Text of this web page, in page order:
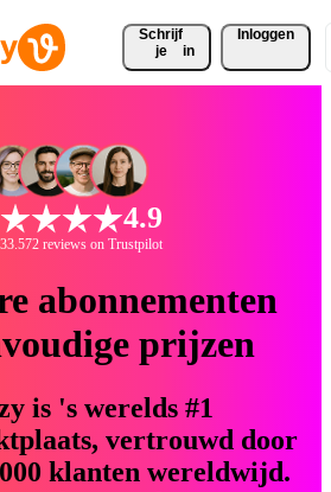
Schrijf
je
in
Inloggen
4.9
reviews on Trustpilot
abonnementen
prijzen
is 's werelds #1
vertrouwd door
klanten wereldwijd.